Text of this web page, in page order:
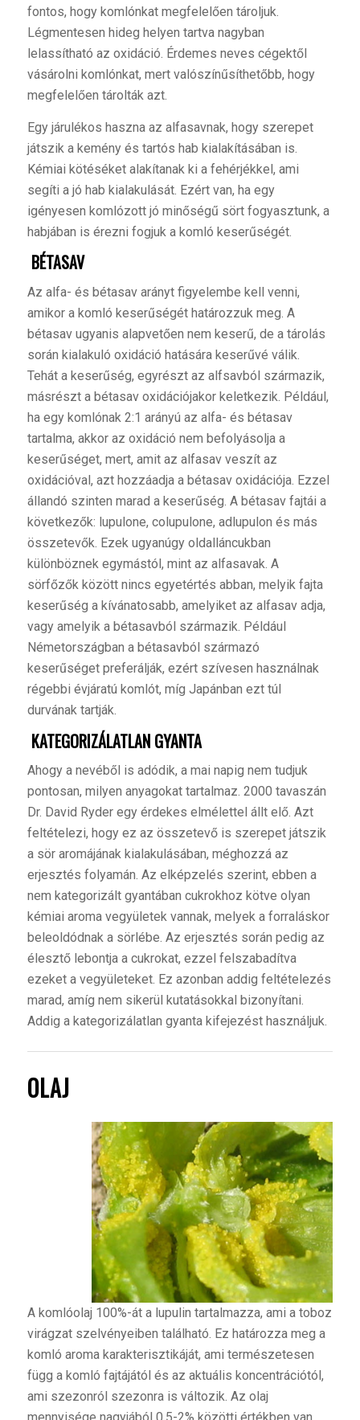
fontos, hogy komlónkat megfelelően tároljuk.
Légmentesen hideg helyen tartva nagyban
lelassítható az oxidáció. Érdemes neves cégektől
vásárolni komlónkat, mert valószínűsíthetőbb, hogy
megfelelően tárolták azt.
Egy járulékos haszna az alfasavnak, hogy szerepet
játszik a kemény és tartós hab kialakításában is.
Kémiai kötéséket alakítanak ki a fehérjékkel, ami
segíti a jó hab kialakulását. Ezért van, ha egy
igényesen komlózott jó minőségű sört fogyasztunk, a
habjában is érezni fogjuk a komló keserűségét.
BÉTASAV
Az alfa- és bétasav arányt figyelembe kell venni,
amikor a komló keserűségét határozzuk meg. A
bétasav ugyanis alapvetően nem keserű, de a tárolás
során kialakuló oxidáció hatására keserűvé válik.
Tehát a keserűség, egyrészt az alfsavból származik,
másrészt a bétasav oxidációjakor keletkezik. Például,
ha egy komlónak 2:1 arányú az alfa- és bétasav
tartalma, akkor az oxidáció nem befolyásolja a
keserűséget, mert, amit az alfasav veszít az
oxidációval, azt hozzáadja a bétasav oxidációja. Ezzel
állandó szinten marad a keserűség. A bétasav fajtái a
következők: lupulone, colupulone, adlupulon és más
összetevők. Ezek ugyanúgy oldalláncukban
különböznek egymástól, mint az alfasavak. A
sörfőzők között nincs egyetértés abban, melyik fajta
keserűség a kívánatosabb, amelyiket az alfasav adja,
vagy amelyik a bétasavból származik. Például
Németországban a bétasavból származó
keserűséget preferálják, ezért szívesen használnak
régebbi évjáratú komlót, míg Japánban ezt túl
durvának tartják.
KATEGORIZÁLATLAN GYANTA
Ahogy a nevéből is adódik, a mai napig nem tudjuk
pontosan, milyen anyagokat tartalmaz. 2000 tavaszán
Dr. David Ryder egy érdekes elmélettel állt elő. Azt
feltételezi, hogy ez az összetevő is szerepet játszik
a sör aromájának kialakulásában, méghozzá az
erjesztés folyamán. Az elképzelés szerint, ebben a
nem kategorizált gyantában cukrokhoz kötve olyan
kémiai aroma vegyületek vannak, melyek a forraláskor
beleoldódnak a sörlébe. Az erjesztés során pedig az
élesztő lebontja a cukrokat, ezzel felszabadítva
ezeket a vegyületeket. Ez azonban addig feltételezés
marad, amíg nem sikerül kutatásokkal bizonyítani.
Addig a kategorizálatlan gyanta kifejezést használjuk.
OLAJ
A komlóolaj 100%-át a lupulin tartalmazza, ami a toboz
virágzat szelvényeiben található. Ez határozza meg a
komló aroma karakterisztikáját, ami természetesen
függ a komló fajtájától és az aktuális koncentrációtól,
ami szezonról szezonra is változik. Az olaj